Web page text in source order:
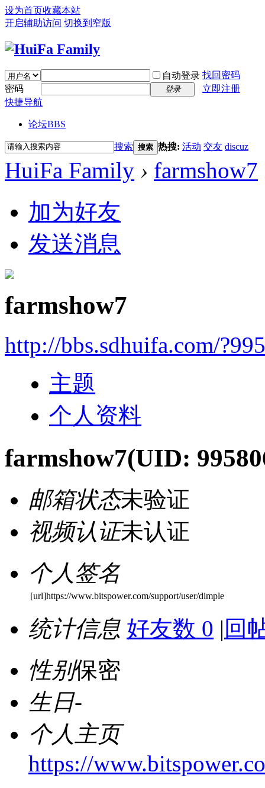
设为首页收藏本站
开启辅助访问 切换到窄版
自动登录 找回密码
密码
登录
立即注册
快捷导航
论坛BBS
搜索 搜索 热搜: 活动 交友 discuz
HuiFa Family › farmshow7
加为好友
发送消息
farmshow7
http://bbs.sdhuifa.com/
主题
个人资料
farmshow7(UID:
邮箱状态未验证
视频认证未认证
个人签名
[url]https://www.bitspower.com/support/user/dimple
统计信息 好友数 0 | 回
性别保密
生日-
个人主页
https://